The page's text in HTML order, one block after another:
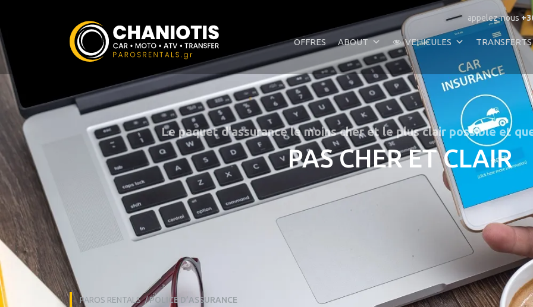
appelez-nous
OFFRES ABOUT VEHICULES TRANSFERTS
Le paquet d'assurance le moins cher et le plus clair possible et
PAS CHER ET CLAIR
PAROS RENTALS/POLICE D’ASSURANCE